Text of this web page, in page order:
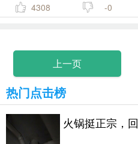
4308 -0
上一页
热门点击榜
火锅挺正宗，